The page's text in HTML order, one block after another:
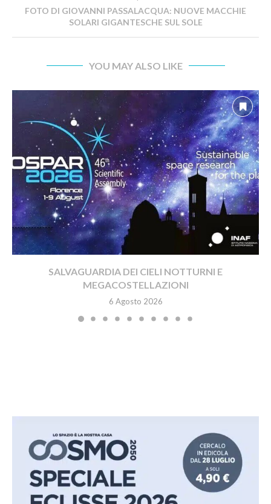
FOTO DI GIOVANNI PASSALACQUA: NUOVE MACCHIE
SOLARI GIGANTESCHE SUL SOLE
YOU MAY ALSO LIKE
SALVAGUARDIA DEI CIELI NOTTURNI E
MEGACOSTELLAZIONI
6 Agosto 2026